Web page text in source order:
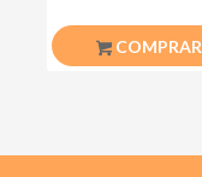
COMPRAR